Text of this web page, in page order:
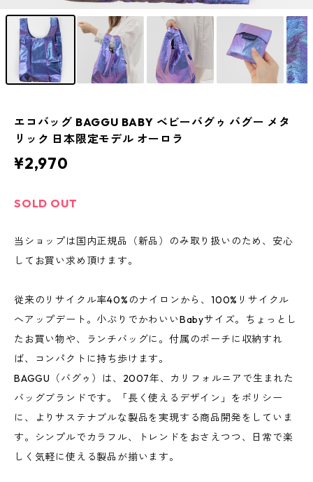
エコバッグ BAGGU BABY ベビーバグゥ バグー メタ
リック 日本限定モデル オーロラ
¥2,970
SOLD OUT
当ショップは国内正規品（新品）のみ取り扱いのため、安心
してお買い求め頂けます。
従来のリサイクル率40%のナイロンから、100%リサイクル
へアップデート。小ぶりでかわいいBabyサイズ。ちょっとし
たお買い物や、ランチバッグに。付属のポーチに収納すれ
ば、コンパクトに持ち歩けます。
BAGGU（バグゥ）は、2007年、カリフォルニアで生まれた
バッグブランドです。「長く使えるデザイン」をポリシー
に、よりサステナブルな製品を実現する商品開発をしていま
す。シンプルでカラフル、トレンドをおさえつつ、日常で楽
しく気軽に使える製品が揃います。